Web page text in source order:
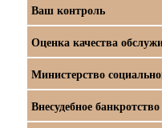
Ваш контроль
Оценка качества
Министерство
Внесудебное банкротство